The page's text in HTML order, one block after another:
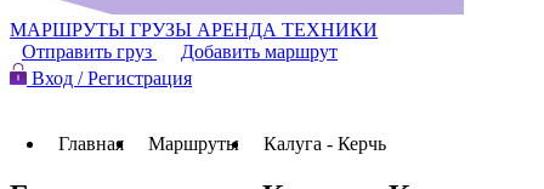
МАРШРУТЫ ГРУЗЫ АРЕНДА ТЕХНИКИ
Отправить груз
Добавить маршрут
Вход / Регистрация
Главная Маршруты Калуга - Керчь